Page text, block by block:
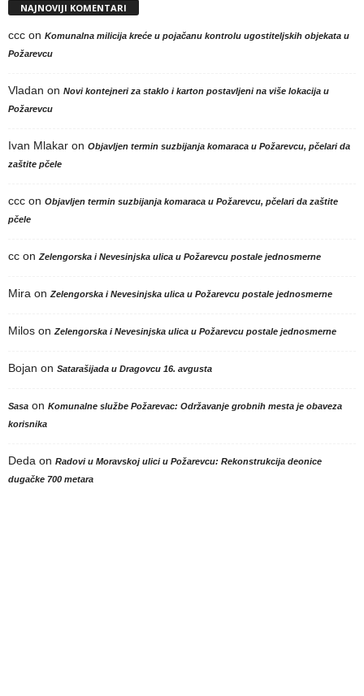
NAJNOVIJI KOMENTARI
ccc on Komunalna milicija kreće u pojačanu kontrolu ugostiteljskih objekata u
Požarevcu
Vladan on Novi kontejneri za staklo i karton postavljeni na više lokacija u
Požarevcu
Ivan Mlakar on Objavljen termin suzbijanja komaraca u Požarevcu, pčelari da
zaštite pčele
ccc on Objavljen termin suzbijanja komaraca u Požarevcu, pčelari da zaštite
pčele
cc on Zelengorska i Nevesinjska ulica u Požarevcu postale jednosmerne
Mira on Zelengorska i Nevesinjska ulica u Požarevcu postale jednosmerne
Milos on Zelengorska i Nevesinjska ulica u Požarevcu postale jednosmerne
Bojan on Satarašijada u Dragovcu 16. avgusta
Sasa on Komunalne službe Požarevac: Održavanje grobnih mesta je obaveza
korisnika
Deda on Radovi u Moravskoj ulici u Požarevcu: Rekonstrukcija deonice
dugačke 700 metara